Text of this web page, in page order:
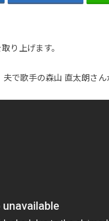
り上げます。
で歌手の森山 直太朗さん